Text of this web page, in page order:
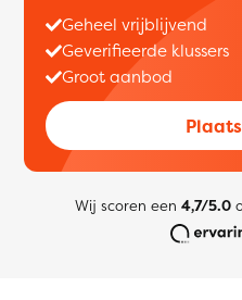
Geheel vrijblijvend
Geverifieerde klussers
Groot aanbod
Wij scoren een 4,7/5.0